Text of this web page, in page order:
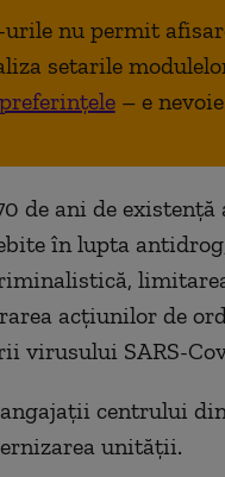
nu permit
setarile
– e
de ani de
în lupta
acţiunilor de
virusului SARS-
centrului
unității.